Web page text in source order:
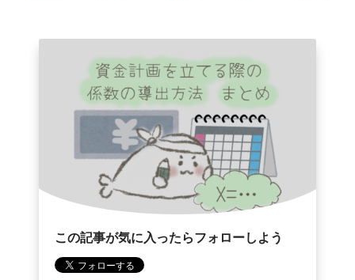
この記事が気に入ったらフォローしよう